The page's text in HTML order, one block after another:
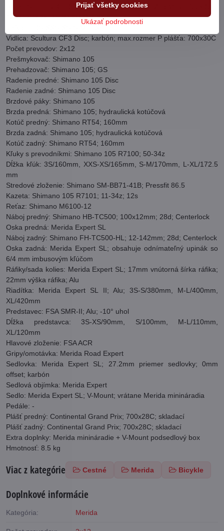
Rám: Scultura CF3 V; karbón; max.rozmer Z plášťa: 700x30C;
100x12/142x12mm; Pressfit 86.5
Vidlica: Scultura CF3 Disc; karbón; max.rozmer P plášťa: 700x30C
Počet prevodov: 2x12
Prešmykovač: Shimano 105
Prehadzovač: Shimano 105; GS
Radenie predné: Shimano 105 Disc
Radenie zadné: Shimano 105 Disc
Brzdové páky: Shimano 105
Brzda predná: Shimano 105; hydraulická kotúčová
Kotúč predný: Shimano RT54; 160mm
Brzda zadná: Shimano 105; hydraulická kotúčová
Kotúč zadný: Shimano RT54; 160mm
Kľuky s prevodníkmi: Shimano 105 R7100; 50-34z
Dĺžka kľúk: 3S/160mm, XXS-XS/165mm, S-M/170mm, L-XL/172.5
mm
Stredové zloženie: Shimano SM-BB71-41B; Pressfit 86.5
Kazeta: Shimano 105 R7101; 11-34z; 12s
Reťaz: Shimano M6100-12
Náboj predný: Shimano HB-TC500; 100x12mm; 28d; Centerlock
Oska predná: Merida Expert SL
Náboj zadný: Shimano FH-TC500-HL; 12-142mm; 28d; Centerlock
Oska zadná: Merida Expert SL; obsahuje odnímateľný upinák so
6/4 mm imbusovým kľúčom
Ráfiky/sada kolies: Merida Expert SL; 17mm vnútorná šírka ráfika;
22mm výška ráfika; Alu
Riadítka: Merida Expert SL II; Alu; 3S-S/380mm, M-L/400mm,
XL/420mm
Predstavec: FSA SMR-II; Alu; -10° uhol
Dĺžka predstavca: 3S-XS/90mm, S/100mm, M-L/110mm,
XL/120mm
Hlavové zloženie: FSA ACR
Gripy/omotávka: Merida Road Expert
Sedlovka: Merida Expert SL; 27.2mm priemer sedlovky; 0mm
offset; karbón
Sedlová objímka: Merida Expert
Sedlo: Merida Expert SL; V-Mount; vrátane Merida minináradia
Pedále: -
Plášť predný: Continental Grand Prix; 700x28C; skladací
Plášť zadný: Continental Grand Prix; 700x28C; skladací
Extra doplnky: Merida minináradie + V-Mount podsedlový box
Hmotnosť: 8.5 kg
Viac z kategórie Cestné Merida Bicykle
Doplnkové informácie
Kategória: Merida
Ukázať podrobnosti
Prijať všetky cookies